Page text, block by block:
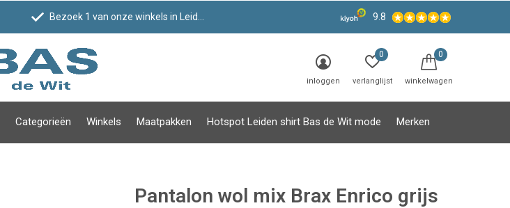
Categorieën Winkels Maatpakken Hotspot Leiden shirt Bas de Wit mode Merken
inloggen verlanglijst
0
winkelwagen
0
Bezoek 1 van onze winkels in Leiden! 9.8
Pantalon wol mix Brax Enrico grijs